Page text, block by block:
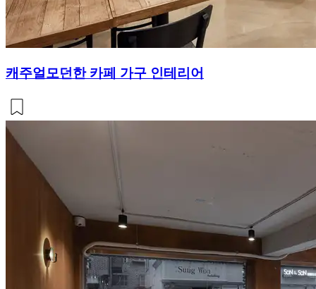
캐주얼모던한 카페 가구 인테리어